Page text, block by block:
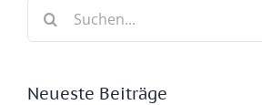
Suche
Neueste Beiträge